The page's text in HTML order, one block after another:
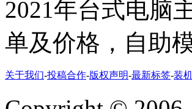
2021年台式电脑
单及价格，自助
关于我们-投稿合作-版权声明-最新标签-装